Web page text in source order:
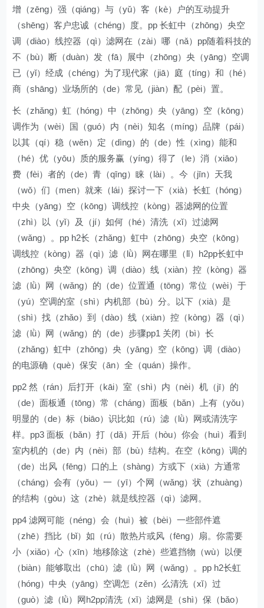
增（zēng）强（qiáng）与（yǔ）客（kè）户的互动提升
（shēng）客户忠诚（chéng）度。pp 长虹中（zhōng）央空
调（diào）线控器（qì）滤网在（zài）哪（nǎ）pp随着科技的
不（bù）断（duàn）发（fā）展中（zhōng）央（yāng）空调
已（yǐ）经成（chéng）为了现代家（jiā）庭（tíng）和（hé）
商（shāng）业场所的（de）常见（jiàn）配（pèi）置。
长（zhǎng）虹（hóng）中（zhōng）央（yāng）空（kōng）
调作为（wèi）国（guó）内（nèi）知名（míng）品牌（pái）
以其（qí）稳（wěn）定（dìng）的（de）性（xìng）能和
（hé）优（yōu）质的服务赢（yíng）得了（le）消（xiāo）
费（fèi）者的（de）青（qīng）睐（lài）。今（jīn）天我
（wǒ）们（men）就来（lái）探讨一下（xià）长虹（hóng）
中央（yāng）空（kōng）调线控（kòng）器滤网的位置
（zhì）以（yǐ）及（jí）如何（hé）清洗（xǐ）过滤网
（wǎng）。pp h2长（zhǎng）虹中（zhōng）央空（kōng）
调线控（kòng）器（qì）滤（lǜ）网在哪里（lǐ）h2pp长虹中
（zhōng）央空（kōng）调（diào）线（xiàn）控（kòng）器
滤（lǜ）网（wǎng）的（de）位置通（tōng）常位（wèi）于
（yú）空调的室（shì）内机部（bù）分。以下（xià）是
（shì）找（zhǎo）到（dào）线（xiàn）控（kòng）器（qì）
滤（lǜ）网（wǎng）的（de）步骤pp1 关闭（bì）长
（zhǎng）虹中（zhōng）央（yāng）空（kōng）调（diào）
的电源确（què）保安（ān）全（quán）操作。
pp2 然（rán）后打开（kāi）室（shì）内（nèi）机（jī）的
（de）面板通（tōng）常（cháng）面板（bǎn）上有（yǒu）
明显的（de）标（biāo）识比如（rú）滤（lǜ）网或清洗字
样。pp3 面板（bǎn）打（dǎ）开后（hòu）你会（huì）看到
室内机的（de）内（nèi）部（bù）结构。在空（kōng）调的
（de）出风（fēng）口的上（shàng）方或下（xià）方通常
（cháng）会有（yǒu）一（yī）个网（wǎng）状（zhuàng）
的结构（gòu）这（zhè）就是线控器（qì）滤网。
pp4 滤网可能（néng）会（huì）被（bèi）一些部件遮
（zhē）挡比（bǐ）如（rú）散热片或风（fēng）扇。你需要
小（xiǎo）心（xīn）地移除这（zhè）些遮挡物（wù）以便
（biàn）能够取出（chū）滤（lǜ）网（wǎng）。pp h2长虹
（hóng）中央（yāng）空调怎（zěn）么清洗（xǐ）过
（guò）滤（lǜ）网h2pp清洗（xǐ）滤网是（shì）保（bǎo）